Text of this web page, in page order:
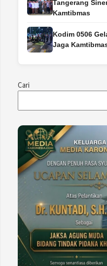
Tangerang
Kamtibmas
Kodim 0506
Jaga
Cari